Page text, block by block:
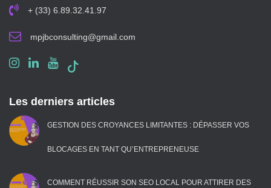
+ (33) 6.89.32.41.97
mpjbconsulting@gmail.com
Les derniers articles
GESTION DES CROYANCES LIMITANTES : DÉPASSER VOS
BLOCAGES EN TANT QU’ENTREPRENEUSE
COMMENT RÉUSSIR SON SEO LOCAL POUR ATTIRER DES